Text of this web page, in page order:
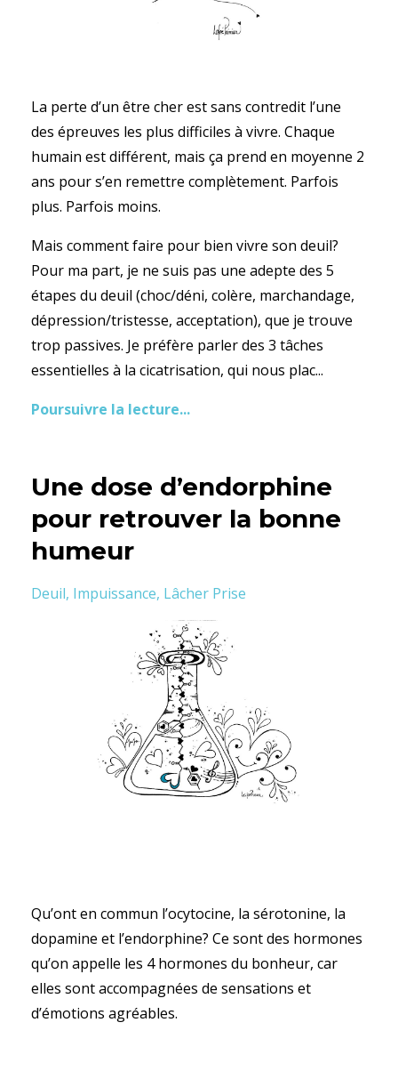
La perte d’un être cher est sans contredit l’une
des épreuves les plus difficiles à vivre. Chaque
humain est différent, mais ça prend en moyenne 2
ans pour s’en remettre complètement. Parfois
plus. Parfois moins.
Mais comment faire pour bien vivre son deuil?
Pour ma part, je ne suis pas une adepte des 5
étapes du deuil (choc/déni, colère, marchandage,
dépression/tristesse, acceptation), que je trouve
trop passives. Je préfère parler des 3 tâches
essentielles à la cicatrisation, qui nous plac...
Poursuivre la lecture...
Une dose d’endorphine
pour retrouver la bonne
humeur
Deuil Impuissance Lâcher Prise
Qu’ont en commun l’ocytocine, la sérotonine, la
dopamine et l’endorphine? Ce sont des hormones
qu’on appelle les 4 hormones du bonheur, car
elles sont accompagnées de sensations et
d’émotions agréables.